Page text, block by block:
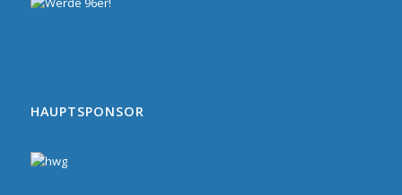
HAUPTSPONSOR